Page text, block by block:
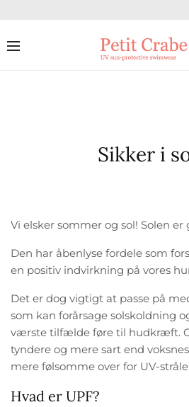
Sikker i
Vi elsker sommer og sol! Solen
Den har åbenlyse fordele som
en positiv indvirkning på vores
Det er dog vigtigt at passe på
som kan forårsage solskoldning
værste tilfælde føre til hudkræft.
tyndere og mere sart end
mere følsomme over for UV-
Hvad er UPF?